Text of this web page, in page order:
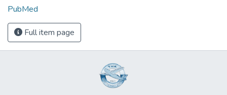
PubMed
Full item page